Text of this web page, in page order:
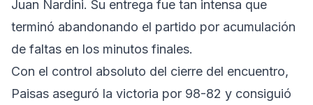
Juan Nardini. Su entrega fue tan intensa que
terminó abandonando el partido por acumulación
de faltas en los minutos finales.
Con el control absoluto del cierre del encuentro,
Paisas aseguró la victoria por 98-82 y consiguió